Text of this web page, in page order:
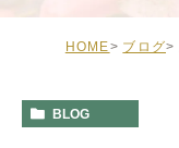
HOME ブログ
BLOG